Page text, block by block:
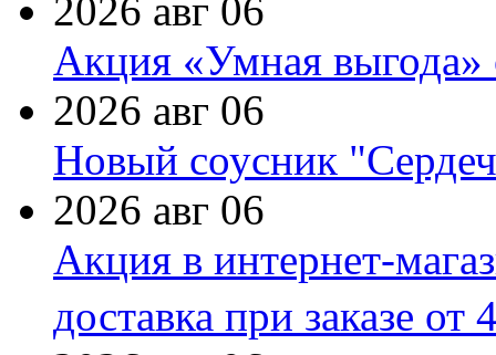
2026 авг 06
Акция «Умная выгода»
2026 авг 06
Новый соусник
2026 авг 06
Акция в интернет-
доставка при заказе от